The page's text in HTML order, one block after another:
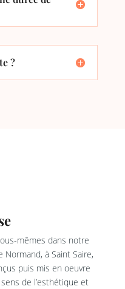
?
mêmes dans notre
à Saint Saire,
puis mis en oeuvre
de l’esthétique et